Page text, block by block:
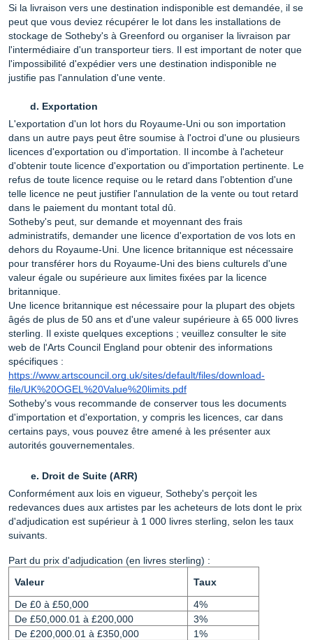
Si la livraison vers une destination indisponible est demandée, il se
peut que vous deviez récupérer le lot dans les installations de
stockage de Sotheby's à Greenford ou organiser la livraison par
l'intermédiaire d'un transporteur tiers. Il est important de noter que
l'impossibilité d'expédier vers une destination indisponible ne
justifie pas l'annulation d'une vente.
Exportation
L'exportation d'un lot hors du Royaume-Uni ou son importation
dans un autre pays peut être soumise à l'octroi d'une ou plusieurs
licences d'exportation ou d'importation. Il incombe à l'acheteur
d'obtenir toute licence d'exportation ou d'importation pertinente. Le
refus de toute licence requise ou le retard dans l'obtention d'une
telle licence ne peut justifier l'annulation de la vente ou tout retard
dans le paiement du montant total dû.
Sotheby's peut, sur demande et moyennant des frais
administratifs, demander une licence d'exportation de vos lots en
dehors du Royaume-Uni. Une licence britannique est nécessaire
pour transférer hors du Royaume-Uni des biens culturels d'une
valeur égale ou supérieure aux limites fixées par la licence
britannique.
Une licence britannique est nécessaire pour la plupart des objets
âgés de plus de 50 ans et d'une valeur supérieure à 65 000 livres
sterling. Il existe quelques exceptions ; veuillez consulter le site
web de l'Arts Council England pour obtenir des informations
spécifiques :
https://www.artscouncil.org.uk/sites/default/files/download-
file/UK%20OGEL%20Value%20limits.pdf
Sotheby's vous recommande de conserver tous les documents
d'importation et d'exportation, y compris les licences, car dans
certains pays, vous pouvez être amené à les présenter aux
autorités gouvernementales.
Droit de Suite (ARR)
Conformément aux lois en vigueur, Sotheby's perçoit les
redevances dues aux artistes par les acheteurs de lots dont le prix
d'adjudication est supérieur à 1 000 livres sterling, selon les taux
suivants.
Part du prix d'adjudication (en livres sterling) :
Valeur
Taux
De £0 à £50,000
4%
De £50,000.01 à £200,000
3%
De £200,000.01 à £350,000
1%